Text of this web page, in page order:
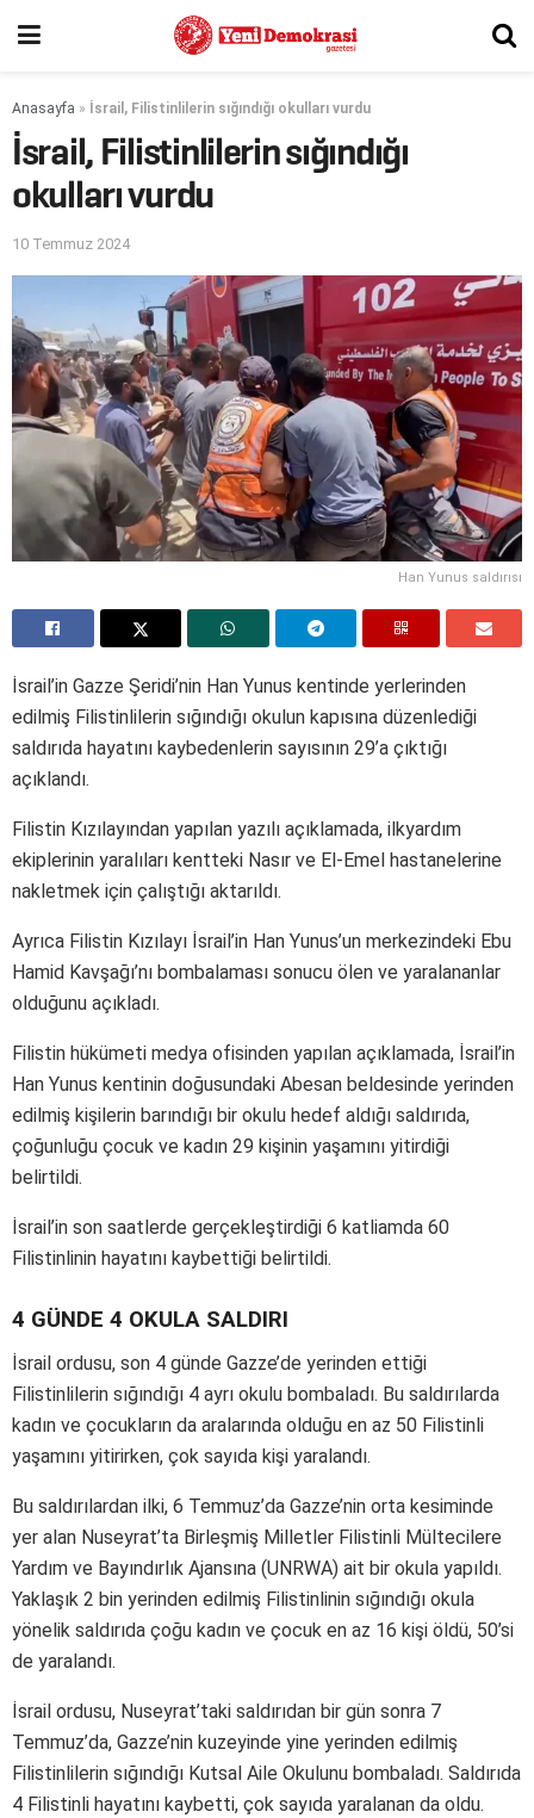
Anasayfa » İsrail, Filistinlilerin sığındığı okulları vurdu
İsrail, Filistinlilerin sığındığı
okulları vurdu
10 Temmuz 2024
Han Yunus saldırısı
İsrail’in Gazze Şeridi’nin Han Yunus kentinde yerlerinden
edilmiş Filistinlilerin sığındığı okulun kapısına düzenlediği
saldırıda hayatını kaybedenlerin sayısının 29’a çıktığı
açıklandı.
Filistin Kızılayından yapılan yazılı açıklamada, ilkyardım
ekiplerinin yaralıları kentteki Nasır ve El-Emel hastanelerine
nakletmek için çalıştığı aktarıldı.
Ayrıca Filistin Kızılayı İsrail’in Han Yunus’un merkezindeki Ebu
Hamid Kavşağı’nı bombalaması sonucu ölen ve yaralananlar
olduğunu açıkladı.
Filistin hükümeti medya ofisinden yapılan açıklamada, İsrail’in
Han Yunus kentinin doğusundaki Abesan beldesinde yerinden
edilmiş kişilerin barındığı bir okulu hedef aldığı saldırıda,
çoğunluğu çocuk ve kadın 29 kişinin yaşamını yitirdiği
belirtildi.
İsrail’in son saatlerde gerçekleştirdiği 6 katliamda 60
Filistinlinin hayatını kaybettiği belirtildi.
4 GÜNDE 4 OKULA SALDIRI
İsrail ordusu, son 4 günde Gazze’de yerinden ettiği
Filistinlilerin sığındığı 4 ayrı okulu bombaladı. Bu saldırılarda
kadın ve çocukların da aralarında olduğu en az 50 Filistinli
yaşamını yitirirken, çok sayıda kişi yaralandı.
Bu saldırılardan ilki, 6 Temmuz’da Gazze’nin orta kesiminde
yer alan Nuseyrat’ta Birleşmiş Milletler Filistinli Mültecilere
Yardım ve Bayındırlık Ajansına (UNRWA) ait bir okula yapıldı.
Yaklaşık 2 bin yerinden edilmiş Filistinlinin sığındığı okula
yönelik saldırıda çoğu kadın ve çocuk en az 16 kişi öldü, 50’si
de yaralandı.
İsrail ordusu, Nuseyrat’taki saldırıdan bir gün sonra 7
Temmuz’da, Gazze’nin kuzeyinde yine yerinden edilmiş
Filistinlilerin sığındığı Kutsal Aile Okulunu bombaladı. Saldırıda
4 Filistinli hayatını kaybetti, çok sayıda yaralanan da oldu.